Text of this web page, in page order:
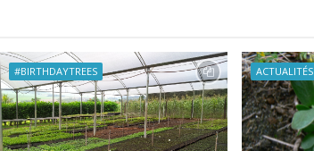
#BIRTHDAYTREES ACTUALITÉS